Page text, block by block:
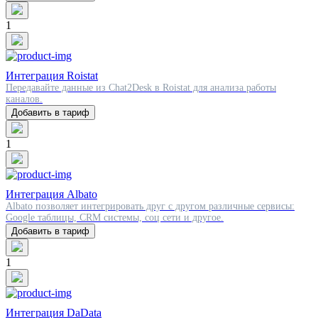
1
Интеграция Roistat
Передавайте данные из Chat2Desk в Roistat для анализа работы
каналов.
Добавить в тариф
1
Интеграция Albato
Albato позволяет интегрировать друг с другом различные сервисы:
Google таблицы, CRM системы, соц сети и другое.
Добавить в тариф
1
Интеграция DaData